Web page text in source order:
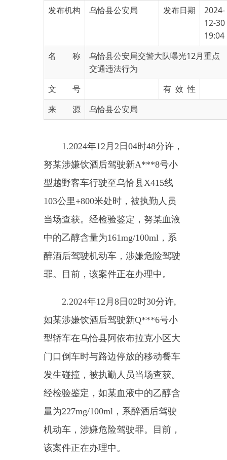
19:04
文 号
有 效 性
乌恰县公安局
1.2024年 12 月 2 日 04 时 48
努某涉嫌饮酒后驾驶新A***8号小
公里+800 米处时，被执勤人员
当场查获。经检验鉴定，努某血液
中的乙醇含量为161mg/100ml，系
醉酒后驾驶机动车，涉嫌危险驾驶
罪。目前，该案件正在办理中。
2.2024年12月8日02时30分许,
如某涉嫌饮酒后驾驶新 Q***6号小
型轿车在乌恰县阿依布拉克小区大
发生碰撞，被执勤人员当场查获。
经检验鉴定，如某血液中的乙醇含
量为227mg/100ml，系醉酒后驾驶
机动车，涉嫌危险驾驶罪。目前，
该案件正在办理中。
3.2024年12月8日14时05分许，
巴某未取得机动车驾驶证驾驶新
Q***P号小型轿车行驶至乌恰县
X415线56公里+300米处时，被执勤